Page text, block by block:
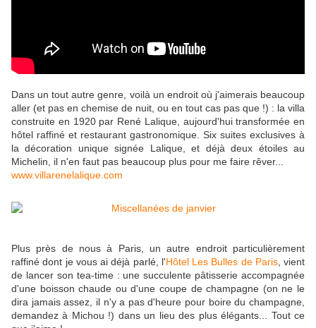
Dans un tout autre genre, voilà un endroit où j'aimerais beaucoup
aller (et pas en chemise de nuit, ou en tout cas pas que !) : la villa
construite en 1920 par René Lalique, aujourd'hui transformée en
hôtel raffiné et restaurant gastronomique. Six suites exclusives à
la décoration unique signée Lalique, et déjà deux étoiles au
Michelin, il n'en faut pas beaucoup plus pour me faire rêver...
www.villarenelalique.com
Plus près de nous à Paris, un autre endroit particulièrement
raffiné dont je vous ai déjà parlé, l'Hôtel Les Bulles de Paris, vient
de lancer son tea-time : une succulente pâtisserie accompagnée
d'une boisson chaude ou d'une coupe de champagne (on ne le
dira jamais assez, il n'y a pas d'heure pour boire du champagne,
demandez à Michou !) dans un lieu des plus élégants... Tout ce